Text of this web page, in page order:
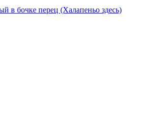
в бочке перец (Халапеньо здесь)